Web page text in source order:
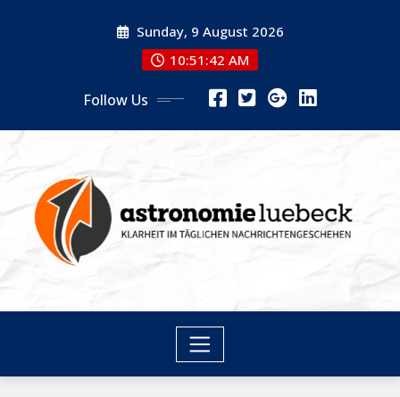
Sunday, 9 August 2026
10:51:43 AM
Follow Us